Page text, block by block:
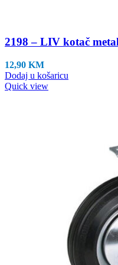
2198 – LIV kotač
12,90 KM
Dodaj u košaricu
Quick view